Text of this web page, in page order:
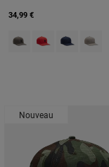
34,99 €
Product swatch type
Product swatch
Product
Nouveau